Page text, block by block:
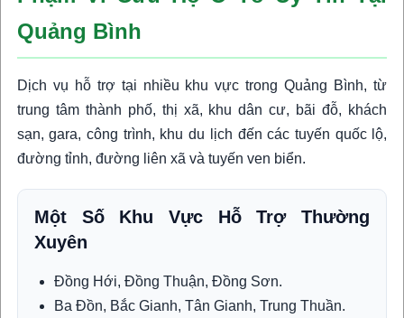
Quảng Bình
Dịch vụ hỗ trợ tại nhiều khu vực trong Quảng Bình, từ
trung tâm thành phố, thị xã, khu dân cư, bãi đỗ, khách
sạn, gara, công trình, khu du lịch đến các tuyến quốc lộ,
đường tỉnh, đường liên xã và tuyến ven biển.
Một Số Khu Vực Hỗ Trợ Thường
Xuyên
Đồng Hới, Đồng Thuận, Đồng Sơn.
Ba Đồn, Bắc Gianh, Tân Gianh, Trung Thuần.